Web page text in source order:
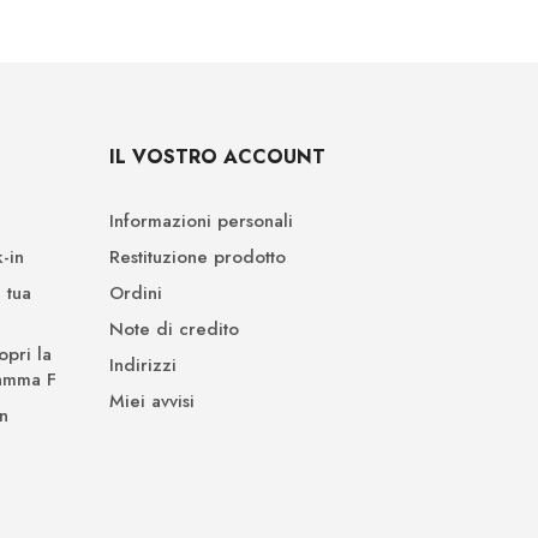
in
la
F
IL VOSTRO ACCOUNT
Informazioni personali
Restituzione prodotto
Ordini
Note di credito
Indirizzi
Miei avvisi